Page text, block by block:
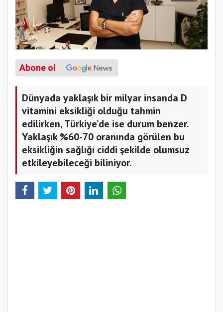
Abone ol
Dünyada yaklaşık bir milyar insanda D
vitamini eksikliği olduğu tahmin
edilirken, Türkiye’de ise durum benzer.
Yaklaşık %60-70 oranında görülen bu
eksikliğin sağlığı ciddi şekilde olumsuz
etkileyebileceği biliniyor.